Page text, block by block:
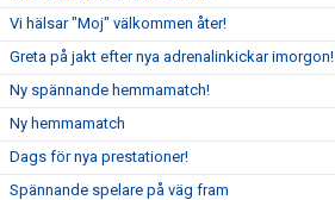
Vi hälsar "Moj" välkommen åter!
Greta på jakt efter nya adrenalinkickar imorgon!
Ny spännande hemmamatch!
Ny hemmamatch
Dags för nya prestationer!
Spännande spelare på väg fram